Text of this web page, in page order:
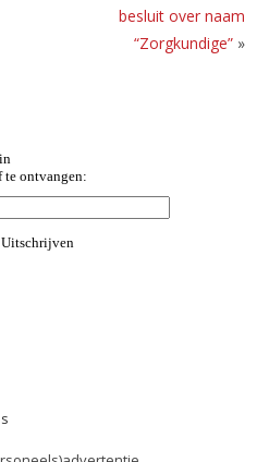
besluit over naam
“Zorgkundige”»